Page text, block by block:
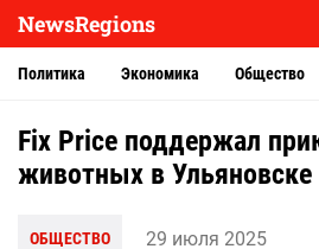
NewsRegions
Политика Экономика Общество
Fix Price поддержал
животных в Ульяновске
ОБЩЕСТВО 29 июля 2025